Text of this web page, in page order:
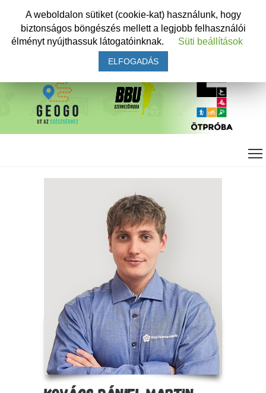
A weboldalon sütiket (cookie-kat) használunk, hogy
biztonságos böngészés mellett a legjobb felhasználói
élményt nyújthassuk látogatóinknak.
Süti beállítások
ELFOGADÁS